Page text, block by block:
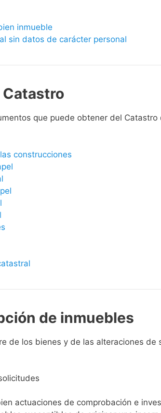
inmueble
sin datos de carácter personal
que puede obtener del Catastro
construcciones
de inmuebles
de los bienes y de las alteraciones
actuaciones de comprobación e